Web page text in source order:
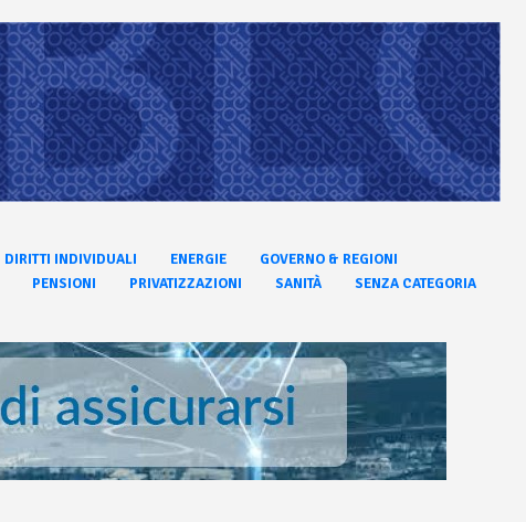
DIRITTI INDIVIDUALI ENERGIE
GOVERNO & REGIONI
PENSIONI PRIVATIZZAZIONI SANITÀ
SENZA CATEGORIA